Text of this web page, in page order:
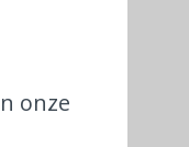
ook
op
onze